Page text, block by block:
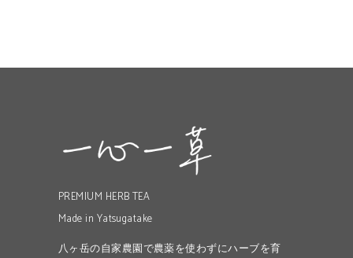
PREMIUM HERB TEA
Made in Yatsugatake
八ヶ岳の自家農園で農薬を使わずにハーブを育